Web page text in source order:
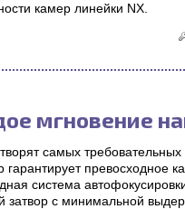
камер линейки NX.
мгновение
самых
превосходное
система
затвор с минимальной